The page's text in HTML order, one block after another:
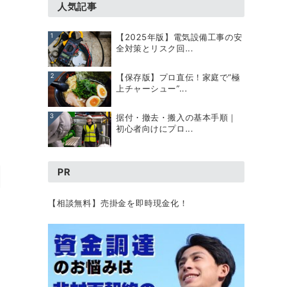
人気記事
1
【2025年版】電気設備工事の安
全対策とリスク回...
2
【保存版】プロ直伝！家庭で“極
上チャーシュー”...
3
据付・撤去・搬入の基本手順｜
初心者向けにプロ...
PR
【相談無料】売掛金を即時現金化！